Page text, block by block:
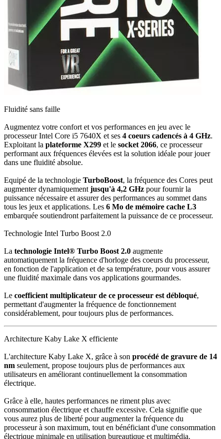
Fluidité sans faille
Augmentez votre confort et vos performances en jeu avec le
processeur Intel Core i5 7640X et ses 4 coeurs cadencés à 4 GHz.
Exploitant la plateforme X299 et le socket 2066, ce processeur
performant aux fréquences élevées est la solution idéale pour jouer
dans une fluidité absolue.
Equipé de la technologie TurboBoost, la fréquence des Cores peut
augmenter dynamiquement jusqu'à 4,2 GHz pour fournir la
puissance nécessaire et assurer des performances au sommet dans
tous les jeux et applications. Les 6 Mo de mémoire cache L3
embarquée soutiendront parfaitement la puissance de ce processeur.
Technologie Intel Turbo Boost 2.0
La technologie Intel® Turbo Boost 2.0 augmente
automatiquement la fréquence d'horloge des coeurs du processeur,
en fonction de l'application et de sa température, pour vous assurer
une fluidité maximale dans vos applications gourmandes.
Le coefficient multiplicateur de ce processeur est débloqué,
permettant d'augmenter la fréquence de fonctionnement
considérablement, pour toujours plus de performances.
Architecture Kaby Lake X efficiente
L'architecture Kaby Lake X, grâce à son procédé de gravure de 14
nm seulement, propose toujours plus de performances aux
utilisateurs en améliorant continuellement la consommation
électrique.
Grâce à elle, hautes performances ne riment plus avec
consommation électrique et chauffe excessive. Cela signifie que
vous aurez plus de liberté pour augmenter la fréquence du
processeur à son maximum, tout en bénéficiant d'une consommation
électrique minimale en utilisation bureautique et multimédia.